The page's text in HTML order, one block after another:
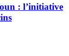
: l’initiative